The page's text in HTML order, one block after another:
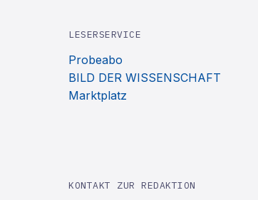
LESERSERVICE
Probeabo
BILD DER WISSENSCHAFT
Marktplatz
KONTAKT ZUR REDAKTION